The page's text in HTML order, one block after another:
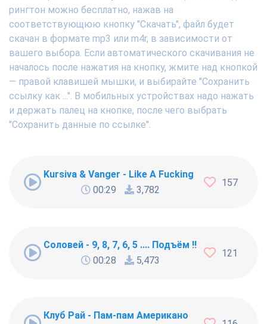
рингтон можно бесплатно, нажав на
соответствующюю кнопку "Скачать", файл будет
скачан в формате mp3 или m4r, в зависимости от
вашего выбора. Если автоматического скачивания не
началось после нажатия на кнопку, жмите над кнопкой
— правой клавишей мышки, и выбирайте "Сохранить
ссылку как ...". В мобильных устройствах надо нажать
и держать палец на кнопке, после чего выбрать
"Сохранить данные по ссылке".
Kursiva & Vanger - Like A Fucking Newbie
00:29
3,782
157
Соловей - 9, 8, 7, 6, 5 .... Подъём !!!
00:28
5,473
121
Клуб Рай - Пам-пам Американо